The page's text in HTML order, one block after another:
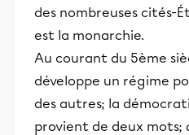
des nombreuses cités-
est la monarchie.
Au courant du 5ème
développe un régime
des autres; la
provient de deux mots;